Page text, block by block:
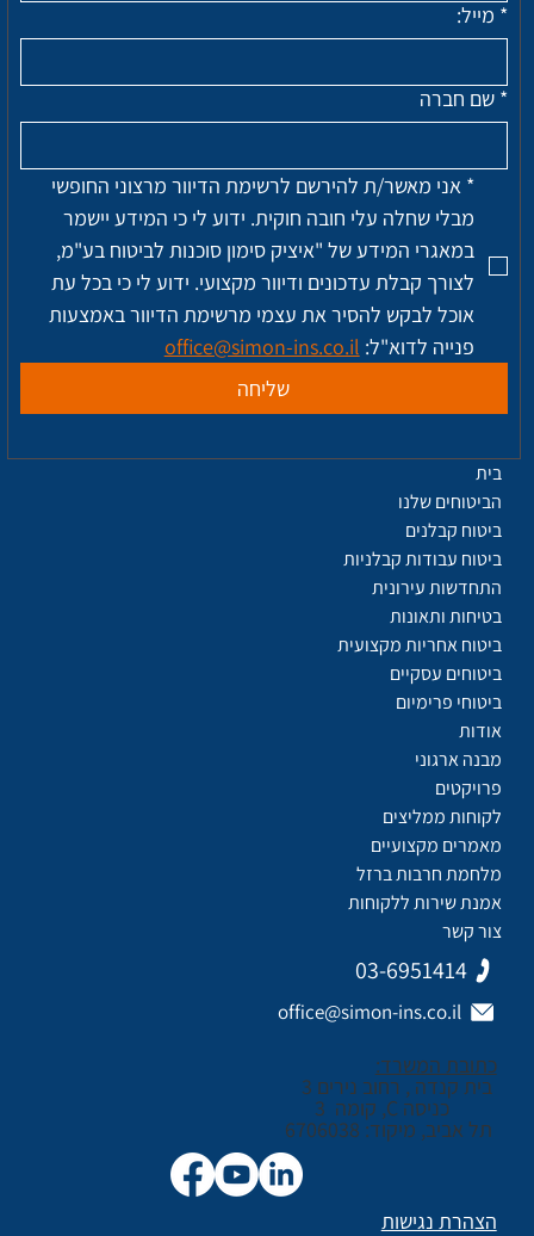
* מייל:
* שם חברה
*
פנייה לדוא"ל: office@simon-ins.co.il
שליחה
כתובת המשרד:
בית קנדה , רחוב נירים 3
כניסה C, קומה 3
תל אביב, מיקוד: 6706038
03-6951414
office@simon-ins.co.il
הצהרת נגישות
אודות
מבנה ארגוני
פרויקטים
לקוחות ממליצים
מאמרים מקצועיים
מלחמת חרבות ברזל
אמנת שירות ללקוחות
צור קשר
בית
הביטוחים שלנו
ביטוח קבלנים
ביטוח עבודות קבלניות
התחדשות עירונית
בטיחות ותאונות
ביטוח אחריות מקצועית
ביטוחים עסקיים
ביטוחי פרימיום